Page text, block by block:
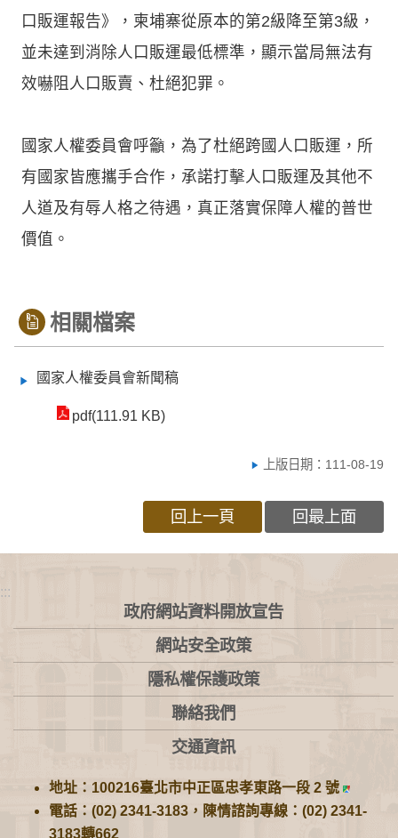
口販運報告》，柬埔寨從原本的第2級降至第3級，
並未達到消除人口販運最低標準，顯示當局無法有
效嚇阻人口販賣、杜絕犯罪。
國家人權委員會呼籲，為了杜絕跨國人口販運，所
有國家皆應攜手合作，承諾打擊人口販運及其他不
人道及有辱人格之待遇，真正落實保障人權的普世
價值。
相關檔案
國家人權委員會新聞稿
pdf(111.91 KB)
上版日期：111-08-19
回上一頁 回最上面
:::
政府網站資料開放宣告
網站安全政策
隱私權保護政策
聯絡我們
交通資訊
地址：100216臺北市中正區忠孝東路一段 2 號
電話：(02) 2341-3183，陳情諮詢專線：(02) 2341-
3183轉662